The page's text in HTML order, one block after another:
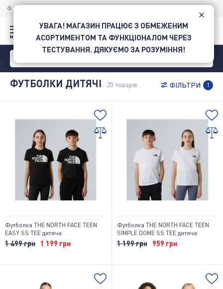
ДОСТАВКА ПО УКРАЇНІ
ФУТБОЛКИ ДИТЯЧІ 20 товарів ФІЛЬТРИ 1
Футболка THE NORTH FACE TEEN
EASY SS TEE дитяча
1 499 грн 1 199 грн
Футболка THE NORTH FACE TEEN
SIMPLE DOME SS TEE дитяча
1 199 грн 959 грн
УВАГА! МАГАЗИН ПРАЦЮЄ З ОБМЕЖЕНИМ
АСОРТИМЕНТОМ ТА ФУНКЦІОНАЛОМ ЧЕРЕЗ
ТЕСТУВАННЯ. ДЯКУЄМО ЗА РОЗУМІННЯ!